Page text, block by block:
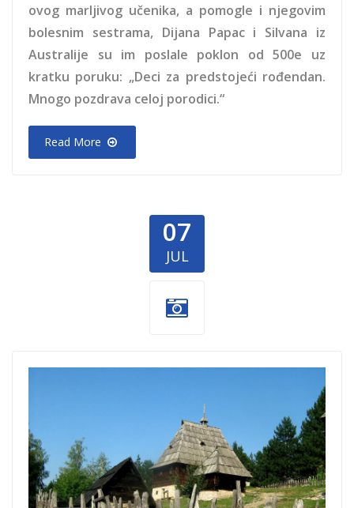
ovog marljivog učenika, a pomogle i njegovim
bolesnim sestrama, Dijana Papac i Silvana iz
Australije su im poslale poklon od 500e uz
kratku poruku: „Deci za predstojeći rođendan.
Mnogo pozdrava celoj porodici.“
Read More
07
JUL
posebne
potrebe.jpg